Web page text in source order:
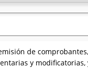
de
y modificatorias,